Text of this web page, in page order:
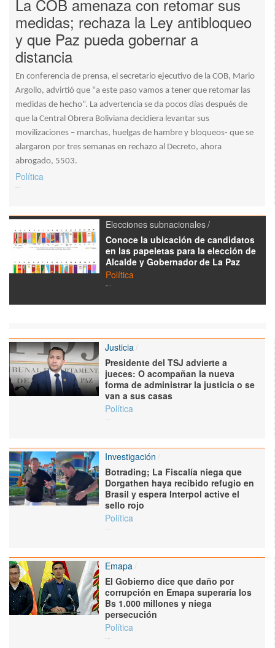
La COB amenaza con retomar sus
medidas; rechaza la Ley antibloqueo
y que Paz pueda gobernar a
distancia
En conferencia de prensa, el secretario ejecutivo de la COB, Mario
Argollo, advirtió que “a este paso vamos a tener que retomar las
medidas de hecho”. La advertencia se da pocos días después de
que la Central Obrera Boliviana decidiera levantar sus
movilizaciones – marchas, huelgas de hambre y bloqueos- que se
alargaron por tres semanas en rechazo al Decreto, ahora
abrogado, 5503.
Política
Elecciones subnacionales
Conoce la ubicación de candidatos
en las papeletas para la elección de
Alcalde y Gobernador de La Paz
Política
Justicia
Presidente del TSJ advierte a
jueces: O acompañan la nueva
forma de administrar la justicia o se
van a sus casas
Política
Investigación
Botrading; La Fiscalía niega que
Dorgathen haya recibido refugio en
Brasil y espera Interpol active el
sello rojo
Política
Emapa
El Gobierno dice que daño por
corrupción en Emapa superaría los
Bs 1.000 millones y niega
persecución
Política